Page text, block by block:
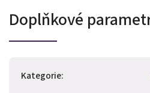
Doplňkové
Kategorie: